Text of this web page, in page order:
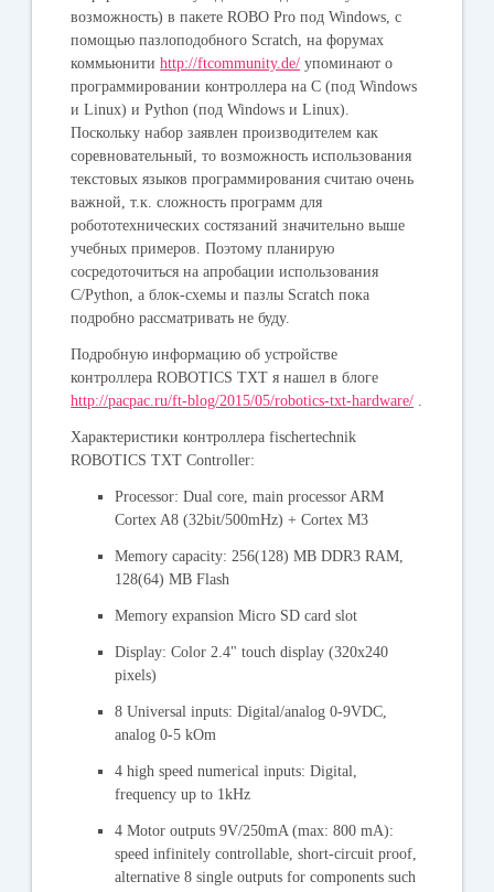
возможность) в пакете ROBO Pro под Windows, с
помощью пазлоподобного Scratch, на форумах
коммьюнитиhttp://ftcommunity.de/ упоминают о
программировании контроллера на C (под Windows
и Linux) и Python (под Windows и Linux).
Поскольку набор заявлен производителем как
соревновательный, то возможность использования
текстовых языков программирования считаю очень
важной, т.к. сложность программ для
робототехнических состязаний значительно выше
учебных примеров. Поэтому планирую
сосредоточиться на апробации использования
C/Python, а блок-схемы и пазлы Scratch пока
подробно рассматривать не буду.
Подробную информацию об устройстве
контроллера ROBOTICS TXT я нашел в блоге
http://pacpac.ru/ft-blog/2015/05/robotics-txt-hardware/
Характеристики контроллера fischertechnik
ROBOTICS TXT Controller:
Processor: Dual core, main processor ARM
Cortex A8 (32bit/500mHz) + Cortex M3
Memory capacity: 256(128) MB DDR3 RAM,
128(64) MB Flash
Memory expansion Micro SD card slot
Display: Color 2.4" touch display (320x240
pixels)
8 Universal inputs: Digital/analog 0-9VDC,
analog 0-5 kOm
4 high speed numerical inputs: Digital,
frequency up to 1kHz
4 Motor outputs 9V/250mA (max: 800 mA):
speed infinitely controllable, short-circuit proof,
alternative 8 single outputs for components such